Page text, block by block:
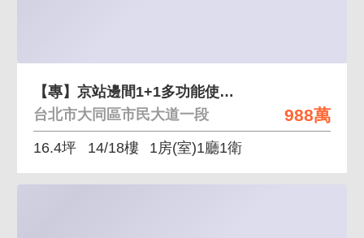
988萬
【專】京站邊間1+1多功能使用空間
台北市大同區市民大道一段
16.4坪 14/18樓 1房(室)1廳1衛